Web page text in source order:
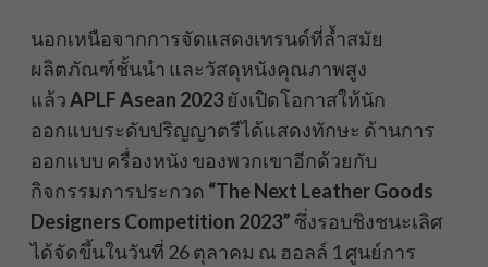
นอกเหนือจากการจัดแสดงเทรนด์ที่ล้ำสมัย
ผลิตภัณฑ์ชั้นนำ และวัสดุหนังคุณภาพสูง
แล้วAPLF Asean 2023ยังเปิดโอกาสให้นัก
ออกแบบระดับปริญญาตรีได้แสดงทักษะ ด้านการ
ออกแบบ ครื่องหนัง ของพวกเขาอีกด้วยกับ
กิจกรรมการประกวด “The Next Leather Goods
Designers Competition 2023”ซึ่งรอบชิงชนะเลิศ
ได้จัดขึ้นในวันที่ 26 ตุลาคม ณ ฮอลล์ 1 ศูนย์การ